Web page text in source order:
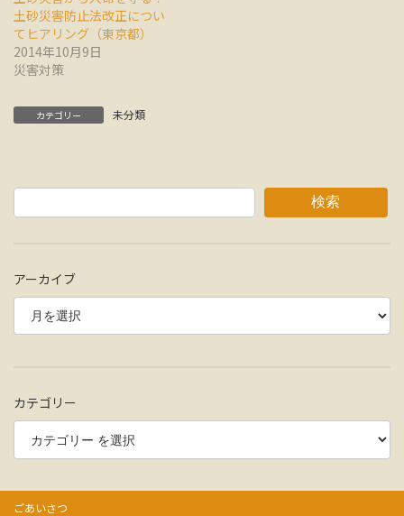
土砂災害防止法改正につい
てヒアリング（東京都）
2014年10月9日
災害対策
カテゴリー 未分類
検索
アーカイブ
カテゴリー
ごあいさつ